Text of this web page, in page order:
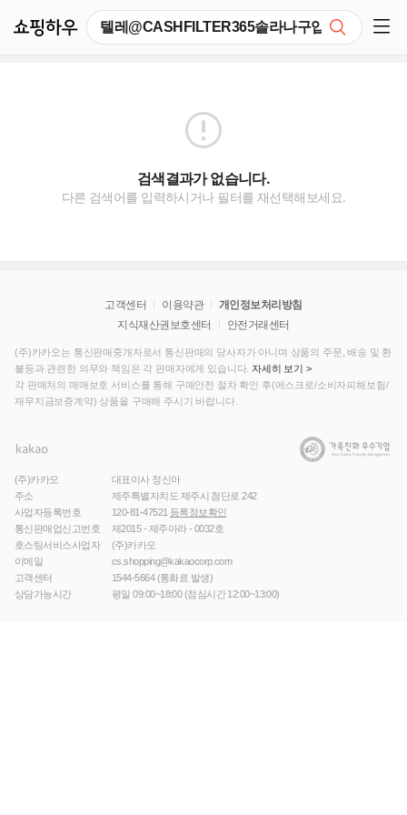
검색결과가 없습니다.
다른 검색어를 입력하시거나 필터를 재선택해보세요.
고객센터 이용약관
개인정보처리방침
지식재산권보호센터
안전거래센터
(주)카카오는 통신판매중개자로서 통신판매의 당사자가 아니며 상품의 주문, 배송 및 환
불등과 관련한 의무와 책임은 각 판매자에게 있습니다. 자세히 보기 >
각 판매처의 매매보호 서비스를 통해 구매안전 절차 확인 후(에스크로/소비자피해보험/
재무지금보증계약) 상품을 구매해 주시기 바랍니다.
(주)카카오
대표이사 정신아
주소
제주특별자치도 제주시 첨단로 242
사업자등록번호
120-81-47521 등록정보확인
통신판매업신고번호
제2015 - 제주아라 - 0032호
호스팅서비스사업자
(주)카카오
이메일
cs.shopping@kakaocorp.com
고객센터
1544-5664(통화료 발생)
상담가능시간
평일 09:00~18:00 (점심시간 12:00~13:00)